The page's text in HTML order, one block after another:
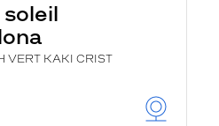
VERT KAKI CRIST